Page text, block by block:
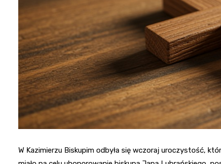
W Kazimierzu Biskupim odbyła się wczoraj uroczystość,